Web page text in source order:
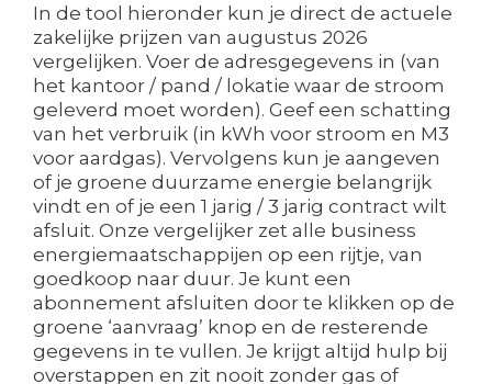
In de tool hieronder kun je direct de actuele
zakelijke prijzen van augustus 2026
vergelijken. Voer de adresgegevens in (van
het kantoor / pand / lokatie waar de stroom
geleverd moet worden). Geef een schatting
van het verbruik (in kWh voor stroom en M3
voor aardgas). Vervolgens kun je aangeven
of je groene duurzame energie belangrijk
vindt en of je een 1 jarig / 3 jarig contract wilt
afsluit. Onze vergelijker zet alle business
energiemaatschappijen op een rijtje, van
goedkoop naar duur. Je kunt een
abonnement afsluiten door te klikken op de
groene ‘aanvraag’ knop en de resterende
gegevens in te vullen. Je krijgt altijd hulp bij
overstappen en zit nooit zonder gas of